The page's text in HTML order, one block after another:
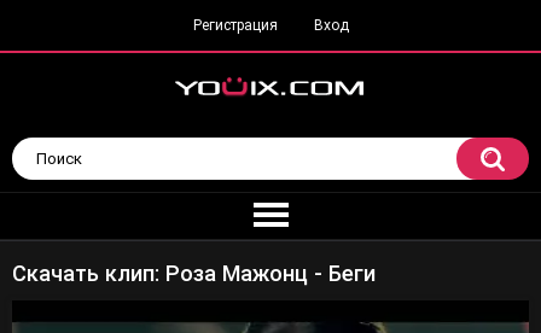
Регистрация Вход
Скачать клип: Роза Мажонц - Беги